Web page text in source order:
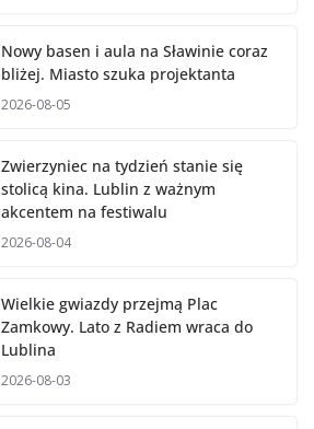
Nowy basen i aula na Sławinie coraz
bliżej. Miasto szuka projektanta
2026-08-05
Zwierzyniec na tydzień stanie się
stolicą kina. Lublin z ważnym
akcentem na festiwalu
2026-08-04
Wielkie gwiazdy przejmą Plac
Zamkowy. Lato z Radiem wraca do
Lublina
2026-08-03